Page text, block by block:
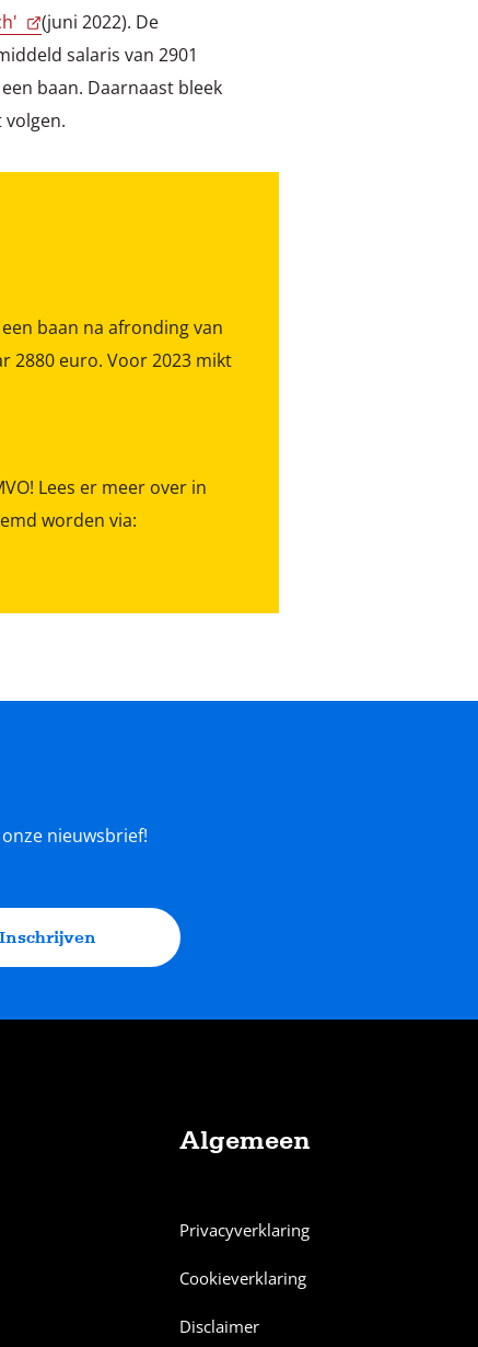
(juni 2022). De
salaris van 2901
baan. Daarnaast bleek
baan na afronding van
2880 euro. Voor 2023 mikt
Lees er meer over in
worden via:
nieuwsbrief!
Inschrijven
Algemeen
Privacyverklaring
Cookieverklaring
Disclaimer